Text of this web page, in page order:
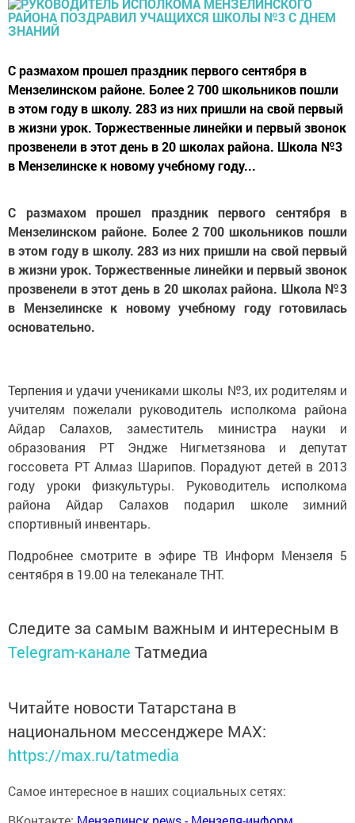
С размахом прошел праздник первого сентября в
Мензелинском районе. Более 2 700 школьников пошли
в этом году в школу. 283 из них пришли на свой первый
в жизни урок. Торжественные линейки и первый звонок
прозвенели в этот день в 20 школах района. Школа №3
в Мензелинске к новому учебному году...
С размахом прошел праздник первого сентября в
Мензелинском районе. Более 2 700 школьников пошли
в этом году в школу. 283 из них пришли на свой первый
в жизни урок. Торжественные линейки и первый звонок
прозвенели в этот день в 20 школах района. Школа №3
в Мензелинске к новому учебному году готовилась
основательно.
Терпения и удачи учениками школы №3, их родителям и
учителям пожелали руководитель исполкома района
Айдар Салахов, заместитель министра науки и
образования РТ Эндже Нигметзянова и депутат
госсовета РТ Алмаз Шарипов. Порадуют детей в 2013
году уроки физкультуры. Руководитель исполкома
района Айдар Салахов подарил школе зимний
спортивный инвентарь.
Подробнее смотрите в эфире ТВ Информ Мензеля 5
сентября в 19.00 на телеканале ТНТ.
Следите за самым важным и интересным в
Telegram-канале Татмедиа
Читайте новости Татарстана в
национальном мессенджере MАХ:
https://max.ru/tatmedia
Самое интересное в наших социальных сетях: